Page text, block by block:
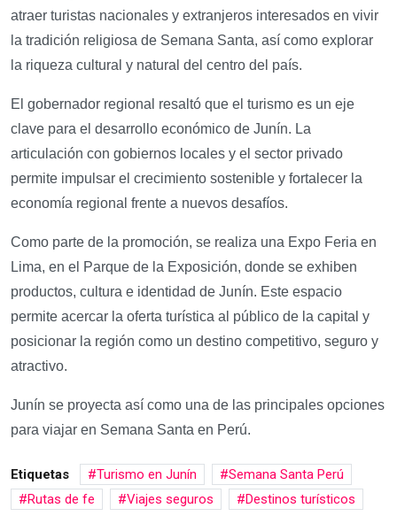
atraer turistas nacionales y extranjeros interesados en vivir
la tradición religiosa de Semana Santa, así como explorar
la riqueza cultural y natural del centro del país.
El gobernador regional resaltó que el turismo es un eje
clave para el desarrollo económico de Junín. La
articulación con gobiernos locales y el sector privado
permite impulsar el crecimiento sostenible y fortalecer la
economía regional frente a nuevos desafíos.
Como parte de la promoción, se realiza una Expo Feria en
Lima, en el Parque de la Exposición, donde se exhiben
productos, cultura e identidad de Junín. Este espacio
permite acercar la oferta turística al público de la capital y
posicionar la región como un destino competitivo, seguro y
atractivo.
Junín se proyecta así como una de las principales opciones
para viajar en Semana Santa en Perú.
Etiquetas Turismo en Junín
Semana Santa Perú
Rutas de fe
Viajes seguros Destinos turísticos